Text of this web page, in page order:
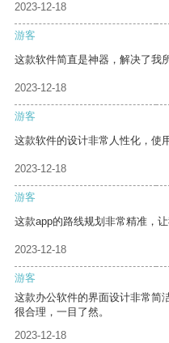
2023-12-18
游客
这款软件简直是神器，解决了我
2023-12-18
游客
这款软件的设计非常人性化，使
2023-12-18
游客
这款app的路线规划非常精准，
2023-12-18
游客
这款办公软件的界面设计非常简
很合理，一目了然。
2023-12-18